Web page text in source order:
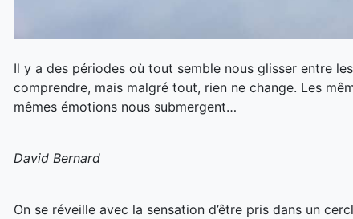
Il y a des périodes où tout semble nous glisser entre
comprendre, mais malgré tout, rien ne change. Les
mêmes émotions nous submergent…
David Bernard
On se réveille avec la sensation d’être pris dans un